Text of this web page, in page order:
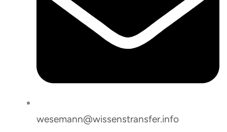
wesemann@wissenstransfer.info